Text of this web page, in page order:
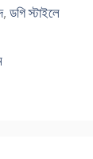
, ডগি স্টাইলে